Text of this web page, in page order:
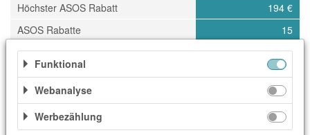
Höchster ASOS Rabatt
194 €
ASOS Rabatte
15
Letztes Update
08.08.2026
Kategorien
Accessoires & Taschen
Funktional
Webanalyse
Werbezählung